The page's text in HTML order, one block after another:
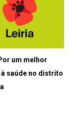
um melhor
saúde no distrito